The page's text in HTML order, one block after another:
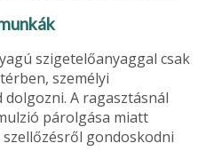
szigetelőanyaggal csak
személyi
A ragasztásnál
párol­gása miatt
gondos­kodni